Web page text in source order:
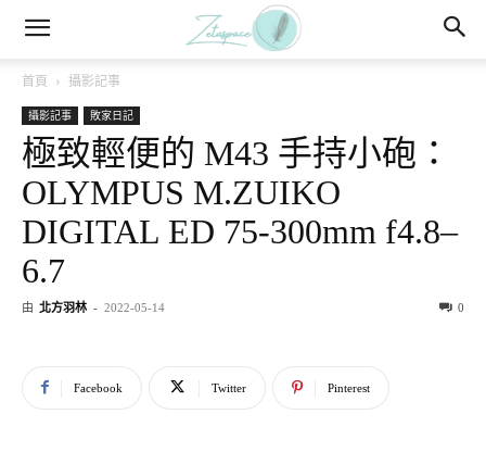
首頁 攝影記事
攝影記事 敗家日記
極致輕便的 M43 手持小砲：
OLYMPUS M.ZUIKO
DIGITAL ED 75-300mm f4.8–
6.7
由 北方羽林 - 2022-05-14 0
Facebook Twitter Pinterest